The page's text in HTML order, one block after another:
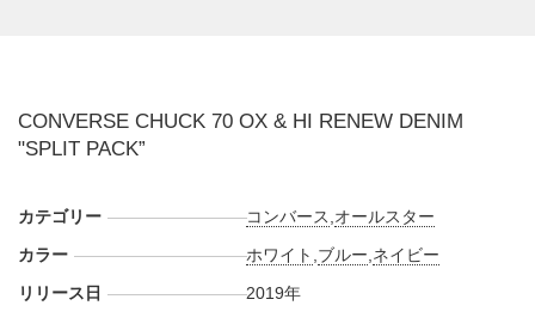
CONVERSE CHUCK 70 OX & HI RENEW DENIM
"SPLIT PACK”
カテゴリー コンバース オールスター
カラー
ホワイト ブルー ネイビー
リリース日
2019年